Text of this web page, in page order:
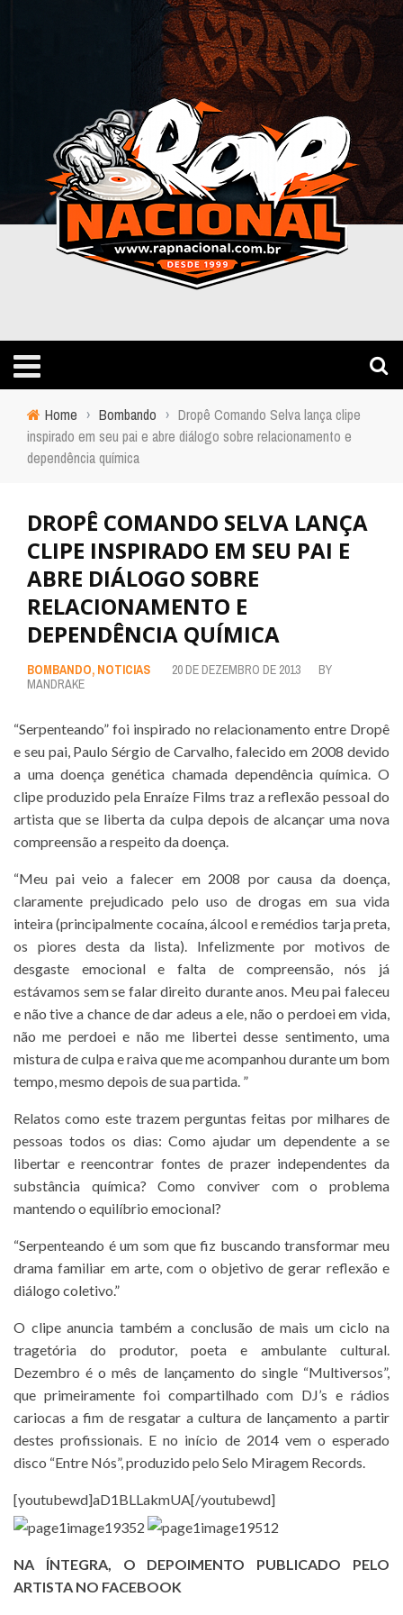
Home › Bombando › Dropê Comando Selva lança clipe
inspirado em seu pai e abre diálogo sobre relacionamento e
dependência química
DROPÊ COMANDO SELVA LANÇA
CLIPE INSPIRADO EM SEU PAI E
ABRE DIÁLOGO SOBRE
RELACIONAMENTO E
DEPENDÊNCIA QUÍMICA
BOMBANDO, NOTICIAS 20 DE DEZEMBRO DE 2013
BY
MANDRAKE
“Serpenteando” foi inspirado no relacionamento entre Dropê
e seu pai, Paulo Sérgio de Carvalho, falecido em 2008 devido
a uma doença genética chamada dependência química. O
clipe produzido pela Enraíze Films traz a reflexão pessoal do
artista que se liberta da culpa depois de alcançar uma nova
compreensão a respeito da doença.
“Meu pai veio a falecer em 2008 por causa da doença,
claramente prejudicado pelo uso de drogas em sua vida
inteira (principalmente cocaína, álcool e remédios tarja preta,
os piores desta da lista). Infelizmente por motivos de
desgaste emocional e falta de compreensão, nós já
estávamos sem se falar direito durante anos. Meu pai faleceu
e não tive a chance de dar adeus a ele, não o perdoei em vida,
não me perdoei e não me libertei desse sentimento, uma
mistura de culpa e raiva que me acompanhou durante um bom
tempo, mesmo depois de sua partida. ”
Relatos como este trazem perguntas feitas por milhares de
pessoas todos os dias: Como ajudar um dependente a se
libertar e reencontrar fontes de prazer independentes da
substância química? Como conviver com o problema
mantendo o equilíbrio emocional?
“Serpenteando é um som que fiz buscando transformar meu
drama familiar em arte, com o objetivo de gerar reflexão e
diálogo coletivo.”
O clipe anuncia também a conclusão de mais um ciclo na
tragetória do produtor, poeta e ambulante cultural.
Dezembro é o mês de lançamento do single “Multiversos”,
que primeiramente foi compartilhado com DJ’s e rádios
cariocas a fim de resgatar a cultura de lançamento a partir
destes profissionais. E no início de 2014 vem o esperado
disco “Entre Nós”, produzido pelo Selo Miragem Records.
[youtubewd]aD1BLLakmUA[/youtubewd]
NA ÍNTEGRA, O DEPOIMENTO PUBLICADO PELO
ARTISTA NO FACEBOOK